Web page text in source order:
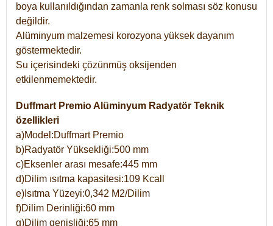
boya kullanıldığından zamanla renk solması söz konusu
değildir.
Alüminyum malzemesi korozyona yüksek dayanım
göstermektedir.
Su içerisindeki çözünmüş oksijenden
etkilenmemektedir.
Duffmart Premio Alüminyum Radyatör Teknik
özellikleri
a)Model:Duffmart Premio
b)Radyatör Yüksekliği:500 mm
c)Eksenler arası mesafe:445 mm
d)Dilim ısıtma kapasitesi:109 Kcall
e)Isıtma Yüzeyi:0,342 M2/Dilim
f)Dilim Derinliği:60 mm
g)Dilim genişliği:65 mm